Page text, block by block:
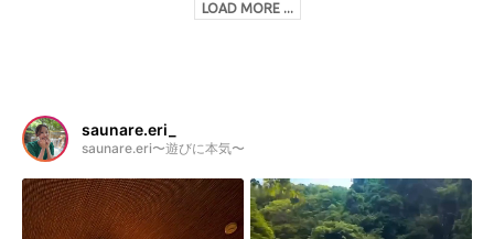
LOAD MORE ...
saunare.eri_
saunare.eri〜遊びに本気〜